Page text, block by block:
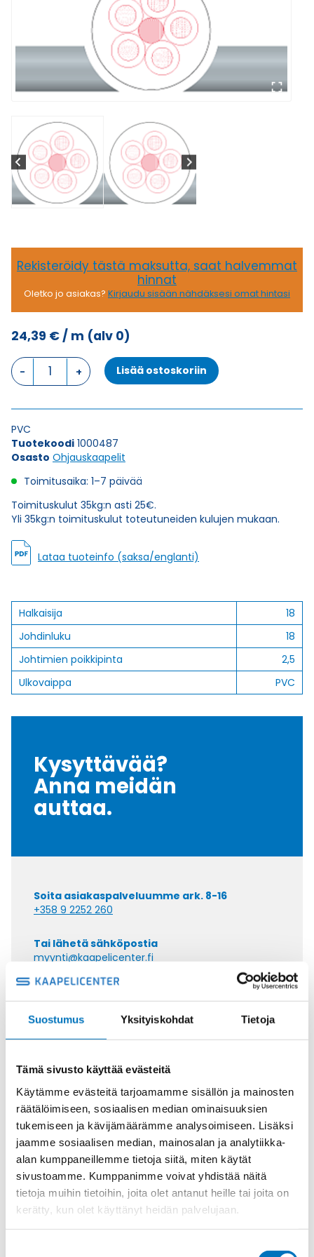
Suostumus Yksityiskohdat Tietoja
Tämä sivusto käyttää evästeitä
Käytämme evästeitä tarjoamamme sisällön ja mainosten
räätälöimiseen, sosiaalisen median ominaisuuksien
tukemiseen ja kävijämäärämme analysoimiseen. Lisäksi
jaamme sosiaalisen median, mainosalan ja analytiikka-
alan kumppaneillemme tietoja siitä, miten käytät
sivustoamme. Kumppanimme voivat yhdistää näitä
tietoja muihin tietoihin, joita olet antanut heille tai joita on
kerätty, kun olet käyttänyt heidän palvelujaan.
Rekisteröidy tästä maksutta, saat halvemmat
hinnat
Oletko jo asiakas? Kirjaudu sisään nähdäksesi omat hintasi
24,39 €/ m (alv 0)
Ohjauskaapeli
ÖPVC-
18G2,5
Lisää ostoskoriin
PVC
Tuotekoodi 1000487
Osasto Ohjauskaapelit
Toimitusaika: 1–7 päivää
Toimituskulut 35kg:n asti 25€.
Yli 35kg:n toimituskulut toteutuneiden kulujen mukaan.
Lataa tuoteinfo (saksa/englanti)
Halkaisija
18
Johdinluku
18
Johtimien poikkipinta
2,5
Ulkovaippa
PVC
Kysyttävää?
Anna meidän
auttaa.
Soita asiakaspalveluumme ark. 8-16
+358 9 2252 260
Tai lähetä sähköpostia
myynti@kaapelicenter.fi
Saman kaapelin eri versiot
Ohjauskaapeli ÖPVC-JZ 7G6
Ohjauskaapeli ÖPVC-JZ 4G10